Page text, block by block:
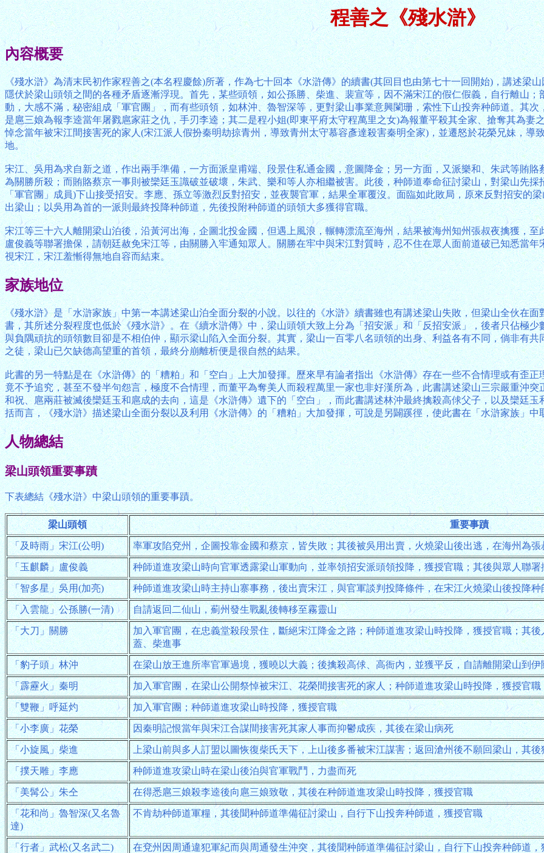
程善之《殘水滸》
內容概要
《殘水滸》為清末民初作家程善之(本名程慶餘)所著，作為七十回本《水滸傳》的續書(其回目也由第七十一回開始)，講述梁
隱伏於梁山頭領之間的各種矛盾逐漸浮現。首先，某些頭領，如公孫勝、柴進、裴宣等，因不滿宋江的假仁假義，自行離山
動，大感不滿，秘密組成「軍官團」，而有些頭領，如林沖、魯智深等，更對梁山事業意興闌珊，索性下山投奔种師道。其
是扈三娘為報李逵當年屠戮扈家莊之仇，手刃李逵；其二是程小姐(即東平府太守程萬里之女)為報董平殺其全家、搶奪其為妻
悼念當年被宋江間接害死的家人(宋江派人假扮秦明劫掠青州，導致青州太守慕容彥達殺害秦明全家)，並遷怒於花榮兄妹，導
地。
宋江、吳用為求自新之道，作出兩手準備，一方面派皇甫端、段景住私通金國，意圖降金；另一方面，又派樂和、朱武等賄
為關勝所殺；而賄賂蔡京一事則被欒廷玉識破並破壞，朱武、樂和等人亦相繼被害。此後，种師道奉命征討梁山，對梁山先
「軍官團」成員)下山接受招安。李應、孫立等激烈反對招安，並夜襲官軍，結果全軍覆沒。面臨如此敗局，原來反對招安的
出梁山；以吳用為首的一派則最終投降种師道，先後投附种師道的頭領大多獲得官職。
宋江等三十六人離開梁山泊後，沿黃河出海，企圖北投金國，但遇上風浪，輾轉漂流至海州，結果被海州知州張叔夜擒獲，
盧俊義等聯署擔保，請朝廷赦免宋江等，由關勝入牢通知眾人。關勝在牢中與宋江對質時，忍不住在眾人面前道破已知悉當
視宋江，宋江羞慚得無地自容而結束。
家族地位
《殘水滸》是「水滸家族」中第一本講述梁山泊全面分裂的小說。以往的《水滸》續書雖也有講述梁山失敗，但梁山全伙在
書，其所述分裂程度也低於《殘水滸》。在《續水滸傳》中，梁山頭領大致上分為「招安派」和「反招安派」，後者只佔極
與負隅頑抗的頭領數目卻是不相伯仲，顯示梁山陷入全面分裂。其實，梁山一百零八名頭領的出身、利益各有不同，倘非有
之徒，梁山已欠缺德高望重的首領，最終分崩離析便是很自然的結果。
此書的另一特點是在《水滸傳》的「糟粕」和「空白」上大加發揮。歷來早有論者指出《水滸傳》存在一些不合情理或有歪
竟不予追究，甚至不發半句怨言，極度不合情理，而董平為奪美人而殺程萬里一家也非好漢所為，此書講述梁山三宗嚴重沖
和祝、扈兩莊被滅後欒廷玉和扈成的去向，這是《水滸傳》遺下的「空白」，而此書講述林沖最終擒殺高俅父子，以及欒廷
括而言，《殘水滸》描述梁山全面分裂以及利用《水滸傳》的「糟粕」大加發揮，可說是另闢蹊徑，使此書在「水滸家族」中
人物總結
梁山頭領重要事蹟
下表總結《殘水滸》中梁山頭領的重要事蹟。
梁山頭領 重要事蹟
「及時雨」宋江(公明) 率軍攻陷兗州，企圖投靠金國和蔡京，皆失敗；其後被吳用出賣，火燒梁山後出逃，在海州為
「玉麒麟」盧俊義 种師道進攻梁山時向官軍透露梁山軍動向，並率領招安派頭領投降，獲授官職；其後與眾人聯
「智多星」吳用(加亮) 种師道進攻梁山時主持山寨事務，後出賣宋江，與官軍談判投降條件，在宋江火燒梁山後投降
「入雲龍」公孫勝(一清) 自請返回二仙山，薊州發生戰亂後轉移至霧靈山
「大刀」關勝
加入軍官團，在忠義堂殺段景住，斷絕宋江降金之路；种師道進攻梁山時投降，獲授官職；其
蓋、柴進事
「豹子頭」林沖 在梁山放王進所率官軍過境，獲曉以大義；後擒殺高俅、高衙內，並獲平反，自請離開梁山到
「霹靂火」秦明 加入軍官團，在梁山公開祭悼被宋江、花榮間接害死的家人；种師道進攻梁山時投降，獲授官職
「雙鞭」呼延灼 加入軍官團；种師道進攻梁山時投降，獲授官職
「小李廣」花榮 因秦明記恨當年與宋江合謀間接害死其家人事而抑鬱成疾，其後在梁山病死
「小旋風」柴進 上梁山前與多人訂盟以圖恢復柴氏天下，上山後多番被宋江謀害；返回滄州後不願回梁山，其
「撲天雕」李應 种師道進攻梁山時在梁山後泊與官軍戰鬥，力盡而死
「美髯公」朱仝 在得悉扈三娘殺李逵後向扈三娘致敬，其後在种師道進攻梁山時投降，獲授官職
「花和尚」魯智深(又名魯
達)
不肯劫种師道軍糧，其後聞种師道準備征討梁山，自行下山投奔种師道，獲授官職
「行者」武松(又名武二) 在兗州因周通違犯軍紀而與周通發生沖突，其後聞种師道準備征討梁山，自行下山投奔种師道，